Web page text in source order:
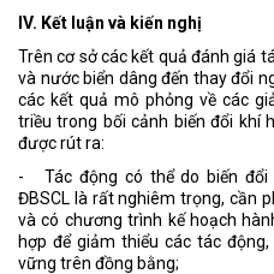
IV. Kết luận và kiến nghị
Trên cơ sở các kết quả đánh giá
và nước biển dâng đến thay đổi
các kết quả mô phỏng về các
triều trong bối cảnh biến đổi khí
được rút ra:
- Tác động có thể do biến đổi
ĐBSCL là rất nghiêm trọng, cần
và có chương trình kế hoạch
hợp để giảm thiểu các tác
vững trên đồng bằng;